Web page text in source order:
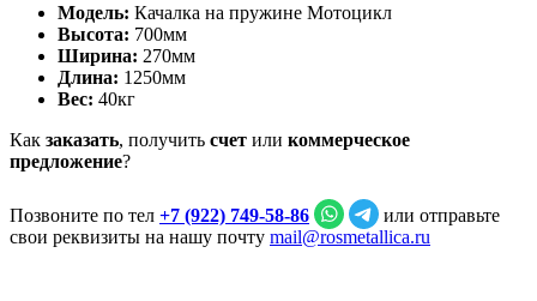
Модель: Качалка на пружине Мотоцикл
Высота: 700мм
Ширина: 270мм
Длина: 1250мм
Вес: 40кг
Как заказать, получить счет или коммерческое
предложение?
Позвоните по тел +7 (922) 749‑58‑86
или отправьте
свои реквизиты на нашу почту mail@rosmetallica.ru